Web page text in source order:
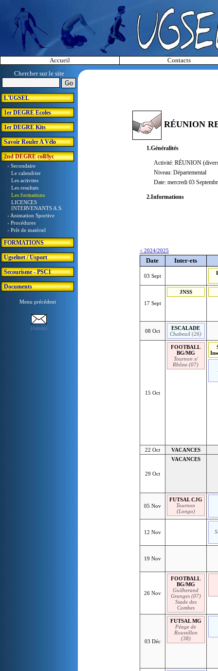
Accueil
Contacts
Chercher sur le site
L'UGSEL
1er DEGRE Ecoles
1er DEGRE Kits
Savoir Rouler A Vélo
2nd DEGRE coll/lyc
› Secondaire
Le calendrier
Les activites
Les resultats
Les formations
LICENCES
INTERVENANTS A.S.
› Animation Sportive
› Procédures
› Prêt de matériel
FORMATIONS
Ugselnet / Usport
Secourisme - PSC1
Documents
Menu précédent
[Admin]
RÉUNION
1.Généralités
Activité: RÉUNION
Niveau: Départemental
Date: mercredi 03
2.Informations
< 2024/2025
Date Inter-ets
03 Sept
17 Sept
JNSS
08 Oct
ESCALADE
Chabeuil (26)
15 Oct
FOOTBALL
BG/MG
Tournon s/
Rhône (07)
22 Oct VACANCES
29 Oct
VACANCES
05 Nov
FUTSAL CJG
Tournon
(Longo)
12 Nov
19 Nov
26 Nov
FOOTBALL
BG/MG
Guilherand
Granges (07)
Stade des
Combes
03 Déc
FUTSAL MG
Péage de
Roussillon
(38)